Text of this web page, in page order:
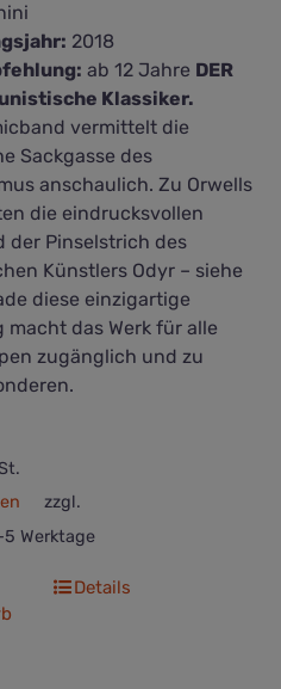
2018
ab 12 Jahre DER
Klassiker.
vermittelt die
Sackgasse des
anschaulich. Zu Orwells
die eindrucksvollen
der Pinselstrich des
Künstlers Odyr – siehe
diese einzigartige
macht das Werk für alle
zugänglich und zu
zzgl.
Werktage
Details